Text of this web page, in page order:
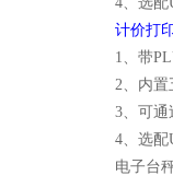
计价打
1、带
2、内置
3、可通
4、选配
电子台